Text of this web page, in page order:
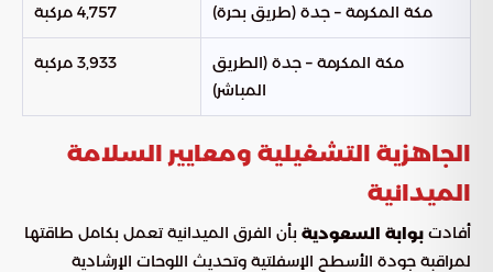
مكة المكرمة – جدة (طريق بحرة) 4,757 مركبة
مكة المكرمة – جدة (الطريق
المباشر)
3,933 مركبة
الجاهزية التشغيلية ومعايير السلامة
الميدانية
أفادت بوابة السعودية بأن الفرق الميدانية تعمل بكامل طاقتها
لمراقبة جودة الأسطح الإسفلتية وتحديث اللوحات الإرشادية